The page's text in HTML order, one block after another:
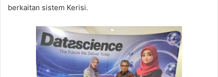
berkaitan sistem Kerisi.